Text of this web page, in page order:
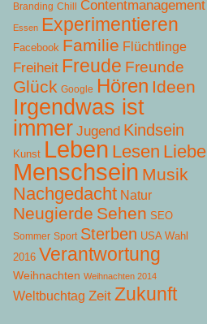
Branding Chill Contentmanagement
Essen Experimentieren
Facebook Familie Flüchtlinge
Freiheit Freude Freunde
Glück Google Hören Ideen
Irgendwas ist
immer Jugend Kindsein
Kunst Leben Lesen Liebe
Menschsein Musik
Nachgedacht Natur
Neugierde Sehen SEO
Sommer Sport Sterben USA Wahl
2016 Verantwortung
Weihnachten Weihnachten 2014
Weltbuchtag Zeit Zukunft